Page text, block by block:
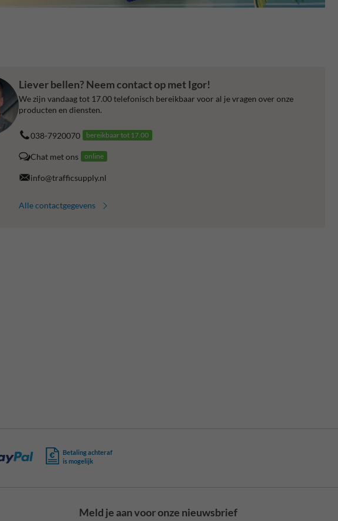
Liever bellen? Neem contact op met Igor!
We zijn vandaag tot 17.00 telefonisch bereikbaar voor al je vragen over onze
producten en diensten.
038-7920070 bereikbaar tot 17.00
Chat met ons online
info@trafficsupply.nl
Alle contactgegevens
Betaling achteraf
is mogelijk
Meld je aan voor onze nieuwsbrief